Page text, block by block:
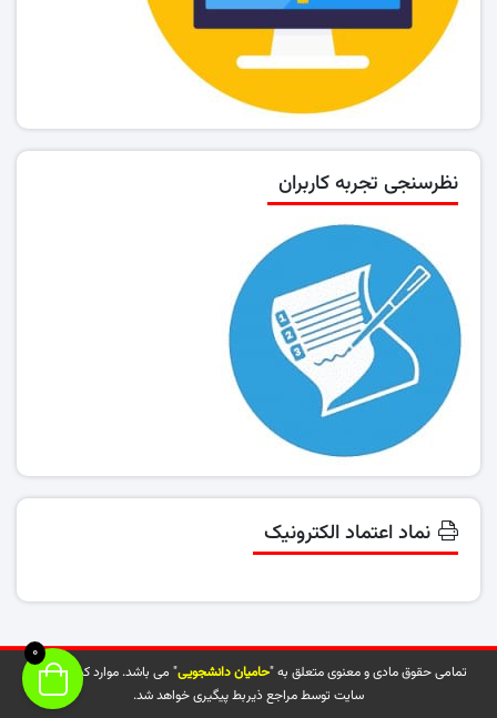
نظرسنجی تجربه کاربران
نماد اعتماد الکترونیک
تمامی حقوق مادی و معنوی متعلق به "حامیان دانشجویی" می باشد. موارد کپی شده از
سایت توسط مراجع ذیربط پیگیری خواهد شد.
0